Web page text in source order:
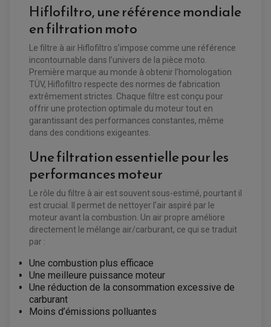
BAGAGERIE SOUPLE
ACCESSOIRE GPS, SMARTPHONE
SELLE CONFORT
SUPPORT VALISE LATERAL
TOP CASE ET VALISES
ÉCHAPPEMENT MOTO
SILENCIEUX / ÉCHAPPEMENT MOTO
ACCESSOIRE ÉCHAPPEMENT
ÉLECTRICITÉ
BATTERIE
CLIGNOTANT MOTO
DÉMARREUR
ECLAIRAGE MOTO
FEUX ADDITIONNELS
KIT RECONDITIONNEMENT DEMARREUR
POMPE A ESSENCE
ENTRETIEN MOTO
ATELIER, PADDOCK, STAND
ANTIPARASITE NGK
BOUGIE NGK
FILTRE A AIR
ÉCHAPEMENT SCOOTER
ÉCHAPPEMENT SCOOTER
ELECTRICITÉ
CLIGNOTANT TYPE ORIGINE
CHARGEUR DE BATTERIE
REDRESSEUR / RÉGULATEUR
ECLAIRAGE SCOOTER
FREINAGE
DISQUE DE FREIN AVANT
ACCESSOIRE + VISSERIE FREINAGE
PLAQUETTE DE FREIN ARRIERE
MAÎTRE CYLINDRE
ÉCHAPPEMENT QUAD
ÉCHAPPEMENT QUAD
ENTRETIEN QUAD / SSV
BATTERIE
BOUGIE QUAD
FILTRE A AIR BMC QUAD
FILTRE A AIR QUAD
FILTRE A HUILE QUAD
COMPTEUR D'HEURE
DÉMARREUR
CONDENSATEUR
BOBINE D'ALLUMAGE
COUPE-CONTACT
TRANSMISSION
KIT CHAÎNE
GUIDE CHAÎNE
PATIN DE BRAS OSCILLANT
ROULETTE DE CHAÎNE
EMBRAYAGE OFF ROAD
PIÈCE MOTEUR
POMPE À EAU BOYESEN
KIT RÉPARATION CARBU
KIT RÉPARATION POMPE A EAU
RADIATEUR
DURITE RADIATEUR
Hiflofiltro, une référence mondiale
en filtration moto
Le filtre à air Hiflofiltro s’impose comme une référence
incontournable dans l’univers de la pièce moto.
Première marque au monde à obtenir l’homologation
TÜV, Hiflofiltro respecte des normes de fabrication
extrêmement strictes. Chaque filtre est conçu pour
offrir une protection optimale du moteur tout en
garantissant des performances constantes, même
dans des conditions exigeantes.
Une filtration essentielle pour les
performances moteur
Le rôle du filtre à air est souvent sous-estimé, pourtant il
est crucial. Il permet de nettoyer l’air aspiré par le
moteur avant la combustion. Un air propre améliore
directement le mélange air/carburant, ce qui se traduit
par :
Une combustion plus efficace
Une meilleure puissance moteur
Une réduction de la consommation excessive de
carburant
Moins d’émissions polluantes